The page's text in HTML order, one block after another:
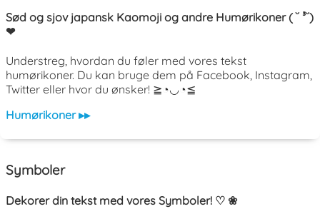
Sød og sjov japansk Kaomoji og andre Humørikoner ( ˘ ³˘)
❤
Understreg, hvordan du føler med vores tekst
humørikoner. Du kan bruge dem på Facebook, Instagram,
Twitter eller hvor du ønsker! ≧◔◡◔≦
Humørikoner ▸▸
Symboler
Dekorer din tekst med vores Symboler! ♡ ❀